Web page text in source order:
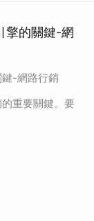
擎的關鍵-網
鍵-網路行銷
重要關鍵。要